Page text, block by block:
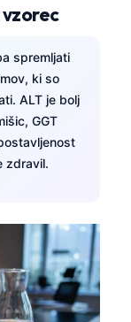
vzorec
spremljati
ki so
ALT je bolj
GGT
zdravil.